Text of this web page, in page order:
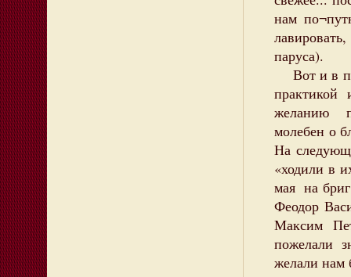
нам
паруса).
Вот и в
желанию
молебен о
На
«ходили в
мая на
Феодор
Максим
пожелали
желали нам